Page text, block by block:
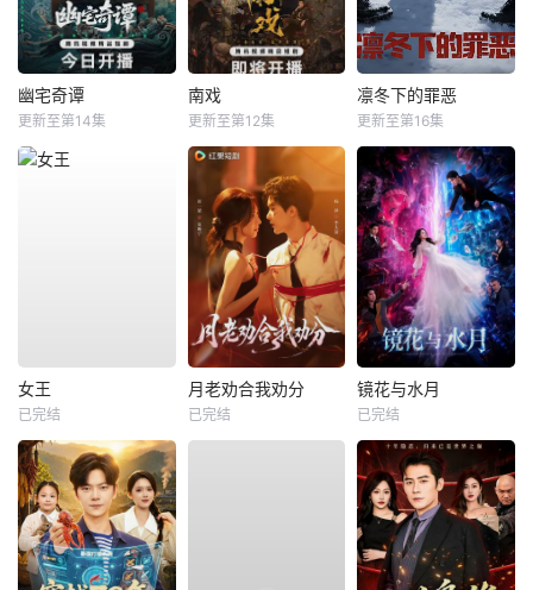
幽宅奇谭
更新至第14集
南戏
更新至第12集
凛冬下的罪恶
更新至第16集
女王
已完结
月老劝合我劝分
已完结
镜花与水月
已完结